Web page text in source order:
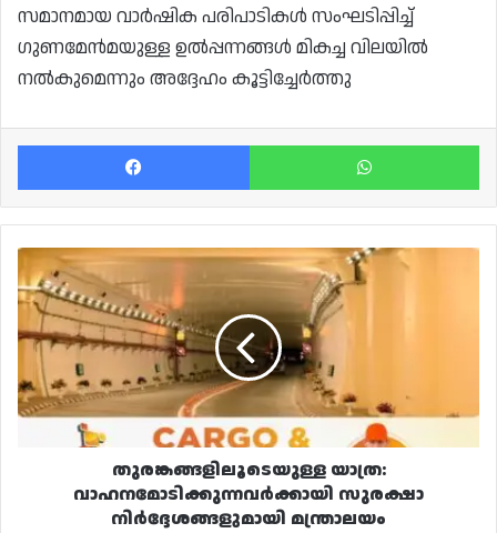
സമാനമായ വാർഷിക പരിപാടികൾ സംഘടിപ്പിച്ച്
ഗുണമേൻമയുള്ള ഉൽപ്പന്നങ്ങൾ മികച്ച വിലയിൽ
നൽകുമെന്നും അദ്ദേഹം കൂട്ടിച്ചേർത്തു
Facebook
തുരങ്കങ്ങളിലൂടെയുള്ള
യാത്ര:
വാഹനമോടിക്കുന്നവർക്കായി
സുരക്ഷാ
നിർദ്ദേശങ്ങളുമായി
മന്ത്രാലയം
തുരങ്കങ്ങളിലൂടെയുള്ള യാത്ര:
വാഹനമോടിക്കുന്നവർക്കായി സുരക്ഷാ
നിർദ്ദേശങ്ങളുമായി മന്ത്രാലയം